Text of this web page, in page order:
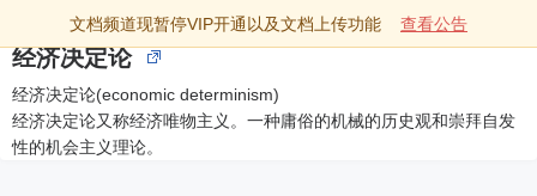
文档频道现暂停VIP开通以及文档上传功能 查看公告
经济决定论
经济决定论(economic determinism)
经济决定论又称经济唯物主义。一种庸俗的机械的历史观和崇拜自发
性的机会主义理论。